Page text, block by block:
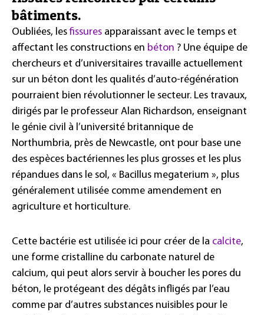
bâtiments.
Oubliées, lesfissures apparaissant avec le temps et
affectant les constructions en béton ? Une équipe de
chercheurs et d’universitaires travaille actuellement
sur un béton dont les qualités d’auto-régénération
pourraient bien révolutionner le secteur. Les travaux,
dirigés par le professeur Alan Richardson, enseignant
le génie civil à l’université britannique de
Northumbria, près de Newcastle, ont pour base une
des espèces bactériennes les plus grosses et les plus
répandues dans le sol, « Bacillus megaterium », plus
généralement utilisée comme amendement en
agriculture et horticulture.
Cette bactérie est utilisée ici pour créer de la calcite,
une forme cristalline du carbonate naturel de
calcium, qui peut alors servir à boucher les pores du
béton, le protégeant des dégâts infligés par l’eau
comme par d’autres substances nuisibles pour le